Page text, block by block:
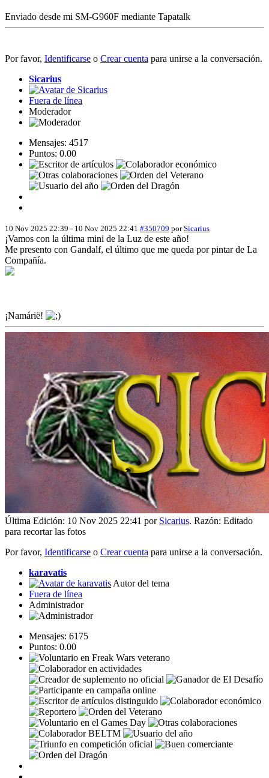
Enviado desde mi SM-G960F mediante Tapatalk
Por favor, Identificarse o Crear cuenta para unirse a la conversación.
Sicarius
Fuera de línea
Moderador
Mensajes: 4517
Puntos: 0.00
10 Nov 2025 22:39 - 10 Nov 2025 22:41 #350709 porSicarius
¡Vamos con la última mini de la Luz de este año!
Me presento con Gandalf, el último que me queda por pintar de La
Compañía.
¡Namárië!
Última Edición: 10 Nov 2025 22:41 por Sicarius. Razón: Editado
para recortar las fotos
Por favor, Identificarse o Crear cuenta para unirse a la conversación.
karavatis
Autor del tema
Fuera de línea
Administrador
Mensajes: 6175
Puntos: 0.00